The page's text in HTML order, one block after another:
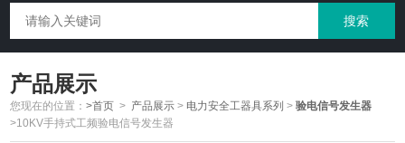
产品展示
您现在的位置：>首页 > 产品展示 > 电力安全工器具系列 >验电信号发生器
>10KV手持式工频验电信号发生器